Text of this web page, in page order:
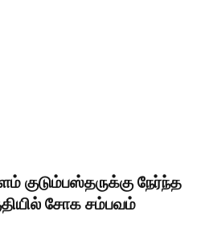
குடும்பஸ்தருக்கு நேர்ந்த
சோக சம்பவம்